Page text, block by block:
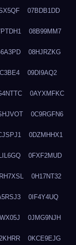
07BDB1DD
08B99MM7
08HJRZKG
09DI9AQ2
0AYXMFKC
0C9RGFN6
0DZMHHX1
0FXF2MUD
0H17NT32
0IF4Y4UQ
0JMG9NJH
0KCE9EJG